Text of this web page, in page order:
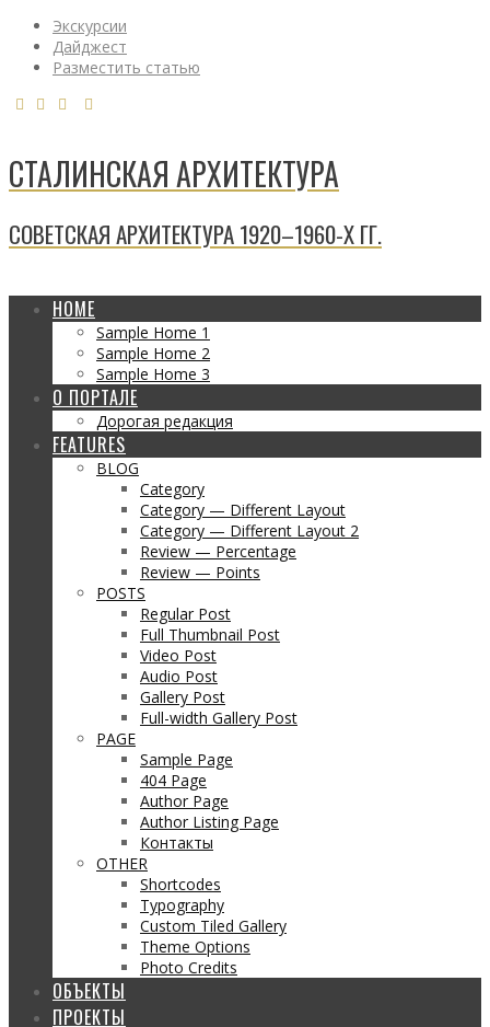
Экскурсии
Дайджест
Разместить статью
СТАЛИНСКАЯ АРХИТЕКТУРА
СОВЕТСКАЯ АРХИТЕКТУРА 1920–1960-Х ГГ.
HOME
Sample Home 1
Sample Home 2
Sample Home 3
О ПОРТАЛЕ
Дорогая редакция
FEATURES
BLOG
Category
Category — Different Layout
Category — Different Layout 2
Review — Percentage
Review — Points
POSTS
Regular Post
Full Thumbnail Post
Video Post
Audio Post
Gallery Post
Full-width Gallery Post
PAGE
Sample Page
404 Page
Author Page
Author Listing Page
Контакты
OTHER
Shortcodes
Typography
Custom Tiled Gallery
Theme Options
Photo Credits
ОБЪЕКТЫ
ПРОЕКТЫ